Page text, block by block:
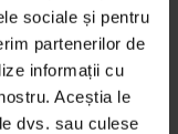
sociale și pentru
partenerilor de
informații cu
Aceștia le
dvs. sau culese
sertar factura
expediat